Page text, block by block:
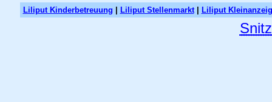
Liliput Kinderbetreuung Liliput Stellenmarkt| Liliput